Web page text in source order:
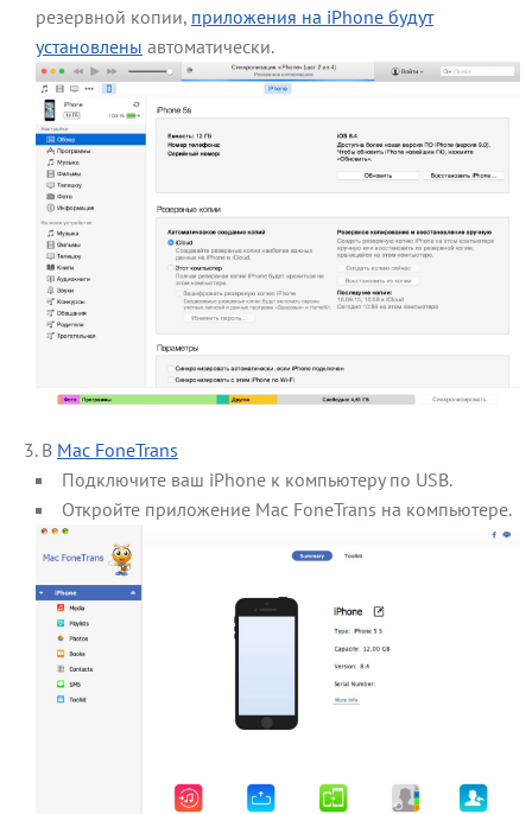
резервной копии, приложения на iPhone будут
установлены автоматически.
В Mac FoneTrans
Подключите ваш iPhone к компьютеру по USB.
Откройте приложение Mac FoneTrans на компьютере.